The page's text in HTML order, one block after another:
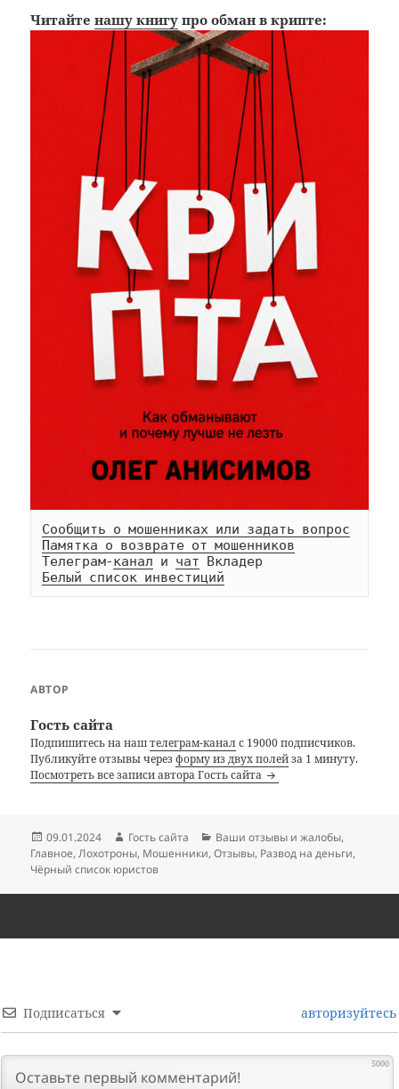
Читайтенашу книгу про обман в крипте:
Сообщить о мошенниках или задать вопрос
Памятка о возврате от мошенников
Телеграм-канал и чат
Белый список инвестиций
АВТОР
Гость сайта
Подпишитесь на наштелеграм-каналс 19000 подписчиков.
Публикуйте отзывы черезформу из двух полейза 1 минуту.
Посмотреть все записи автора Гость сайта
Опубликовано
09.01.2024 Автор
Гость сайта Рубрики
Ваши отзывы и жалобы,
Главное,Лохотроны, Мошенники,Отзывы, Развод на деньги,
Чёрный список юристов
Подписаться авторизуйтесь
5000